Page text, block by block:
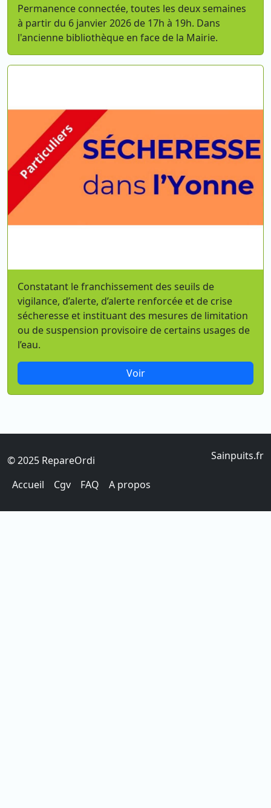
Permanence connectée, toutes les deux semaines
à partir du 6 janvier 2026 de 17h à 19h. Dans
l'ancienne bibliothèque en face de la Mairie.
Constatant le franchissement des seuils de
vigilance, d’alerte, d’alerte renforcée et de crise
sécheresse et instituant des mesures de limitation
ou de suspension provisoire de certains usages de
l’eau.
Voir
© 2025 RepareOrdi Sainpuits.fr
Accueil Cgv FAQ A propos